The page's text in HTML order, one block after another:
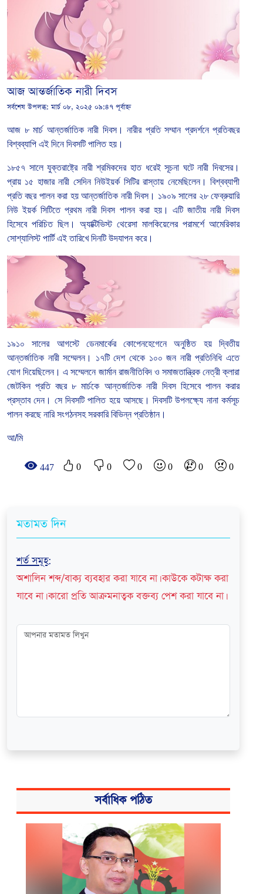
আজ আন্তর্জাতিক নারী দিবস
সর্বশেষ উপলব্ধ:মার্চ ০৮, ২০২৫ ০৯:৪৭ পূর্বাহ্ন
আজ ৮ মার্চ আন্তর্জাতিক নারী দিবস। নারীর প্রতি সম্মান প্রদর্শনে প্রতিবছর
বিশ্বব্যাপি এই দিনে দিবসটি পালিত হয়।
১৮৫৭ সালে যুক্তরাষ্ট্রে নারী শ্রমিকদের হাত ধরেই সূচনা ঘটে নারী দিবসের।
প্রায় ১৫ হাজার নারী সেদিন নিউইয়র্ক সিটির রাস্তায় নেমেছিলেন। বিশ্বব্যাপী
প্রতি বছর পালন করা হয় আন্তর্জাতিক নারী দিবস। ১৯০৯ সালের ২৮ ফেব্রুয়ারি
নিউ ইয়র্ক সিটিতে প্রথম নারী দিবস পালন করা হয়। এটি জাতীয় নারী দিবস
হিসেবে পরিচিত ছিল। অ্যাক্টিভিস্ট থেরেসা মালকিয়েলের পরামর্শে আমেরিকার
সোশ্যালিস্ট পার্টি এই তারিখে দিনটি উদযাপন করে।
১৯১০ সালের আগস্টে ডেনমার্কের কোপেনহেগেনে অনুষ্ঠিত হয়
দ্বিতীয়
আন্তর্জাতিক নারী সম্মেলন। ১৭টি দেশ থেকে ১০০ জন নারী প্রতিনিধি এতে
যোগ দিয়েছিলেন। এ সম্মেলনে জার্মান রাজনীতিবিদ ও সমাজতান্ত্রিক নেত্রী ক্লারা
জেটকিন প্রতি বছর ৮ মার্চকে আন্তর্জাতিক নারী দিবস হিসেবে পালন করার
প্রস্তাব দেন। সে দিবসটি পালিত হয়ে আসছে। দিবসটি উপলক্ষ্যে নানা কর্মসূচ
পালন করছে নারি সংগঠনসহ সরকারি বিভিন্ন প্রতিষ্ঠান।
আ/মি
447 0 0 0 0 0 0
মতামত দিন
শর্ত সমূহ:
অশালিন শব্দ/বাক্য ব্যবহার করা যাবে না। কাউকে কটাক্ষ করা
যাবে না। কারো প্রতি আক্রমনাত্বক বক্তব্য পেশ করা যাবে না।
সর্বাধিক পঠিত